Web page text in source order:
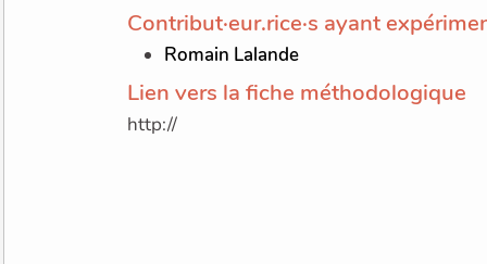
Contribut·eur.rice·s ayant
Romain Lalande
Lien vers la fiche méthodologique
http://